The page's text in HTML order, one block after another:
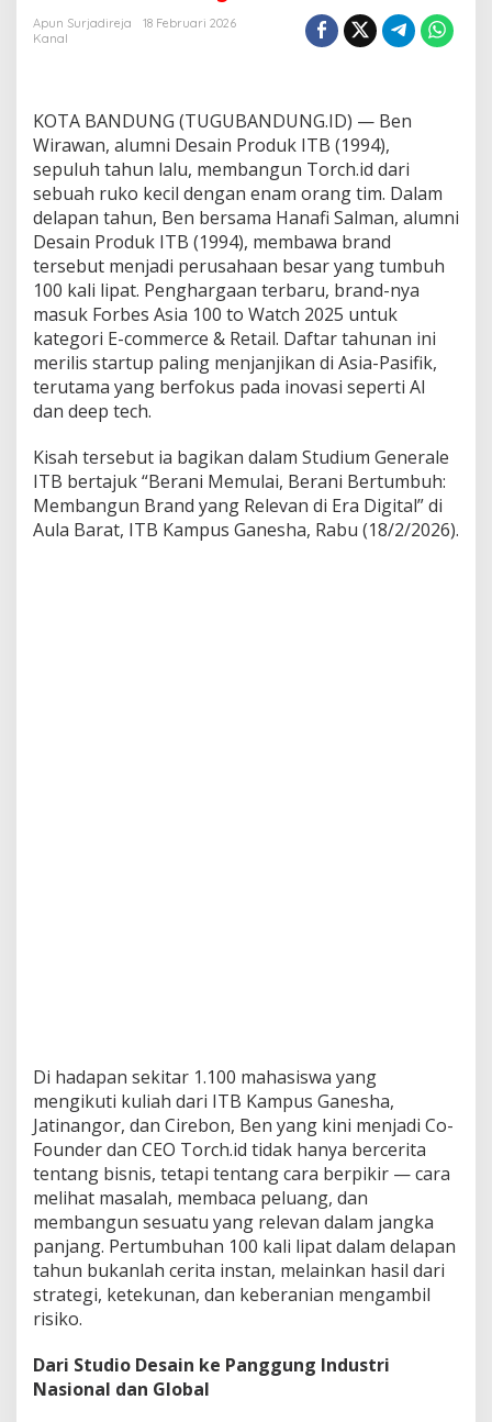
R
a
n
d
i
E
r
a
D
i
g
i
t
a
l
Apun Surjadireja
18 Februari 2026
Kanal
KOTA BANDUNG (TUGUBANDUNG.ID) — Ben
Wirawan, alumni Desain Produk ITB (1994),
sepuluh tahun lalu, membangun Torch.id dari
sebuah ruko kecil dengan enam orang tim. Dalam
delapan tahun, Ben bersama Hanafi Salman, alumni
Desain Produk ITB (1994), membawa brand
tersebut menjadi perusahaan besar yang tumbuh
100 kali lipat. Penghargaan terbaru, brand-nya
masuk Forbes Asia 100 to Watch 2025 untuk
kategori E-commerce & Retail. Daftar tahunan ini
merilis startup paling menjanjikan di Asia-Pasifik,
terutama yang berfokus pada inovasi seperti AI
dan deep tech.
Kisah tersebut ia bagikan dalam Studium Generale
ITB bertajuk “Berani Memulai, Berani Bertumbuh:
Membangun Brand yang Relevan di Era Digital” di
Aula Barat, ITB Kampus Ganesha, Rabu (18/2/2026).
Di hadapan sekitar 1.100 mahasiswa yang
mengikuti kuliah dari ITB Kampus Ganesha,
Jatinangor, dan Cirebon, Ben yang kini menjadi Co-
Founder dan CEO Torch.id tidak hanya bercerita
tentang bisnis, tetapi tentang cara berpikir — cara
melihat masalah, membaca peluang, dan
membangun sesuatu yang relevan dalam jangka
panjang. Pertumbuhan 100 kali lipat dalam delapan
tahun bukanlah cerita instan, melainkan hasil dari
strategi, ketekunan, dan keberanian mengambil
risiko.
Dari Studio Desain ke Panggung Industri
Nasional dan Global